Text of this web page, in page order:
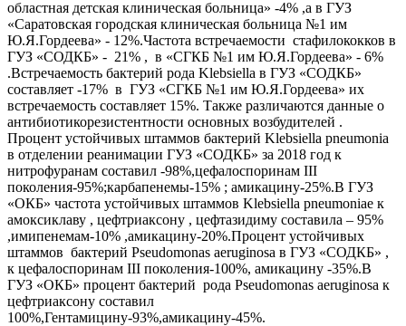
областная детская клиническая больница» -4% ,а в ГУЗ
«Саратовская городская клиническая больница №1 им
Ю.Я.Гордеева» - 12%.Частота встречаемости стафилококков в
ГУЗ «СОДКБ» - 21% , в «СГКБ №1 им Ю.Я.Гордеева» - 6%
.Встречаемость бактерий рода Klebsiella в ГУЗ «СОДКБ»
составляет -17% в ГУЗ «СГКБ №1 им Ю.Я.Гордеева» их
встречаемость составляет 15%. Также различаются данные о
антибиотикорезистентности основных возбудителей .
Процент устойчивых штаммов бактерий Klebsiella pneumonia
в отделении реанимации ГУЗ «СОДКБ» за 2018 год к
нитрофуранам составил -98%,цефалоспоринам III
поколения-95%;карбапенемы-15% ; амикацину-25%.В ГУЗ
«ОКБ» частота устойчивых штаммов Klebsiella pneumoniae к
амоксиклаву , цефтриаксону , цефтазидиму составила – 95%
,имипенемам-10% ,амикацину-20%.Процент устойчивых
штаммов бактерий Pseudomonas aeruginosa в ГУЗ «СОДКБ» ,
к цефалоспоринам III поколения-100%, амикацину -35%.В
ГУЗ «ОКБ» процент бактерий рода Pseudomonas aeruginosa к
цефтриаксону составил
100%,Гентамицину-93%,амикацину-45%.